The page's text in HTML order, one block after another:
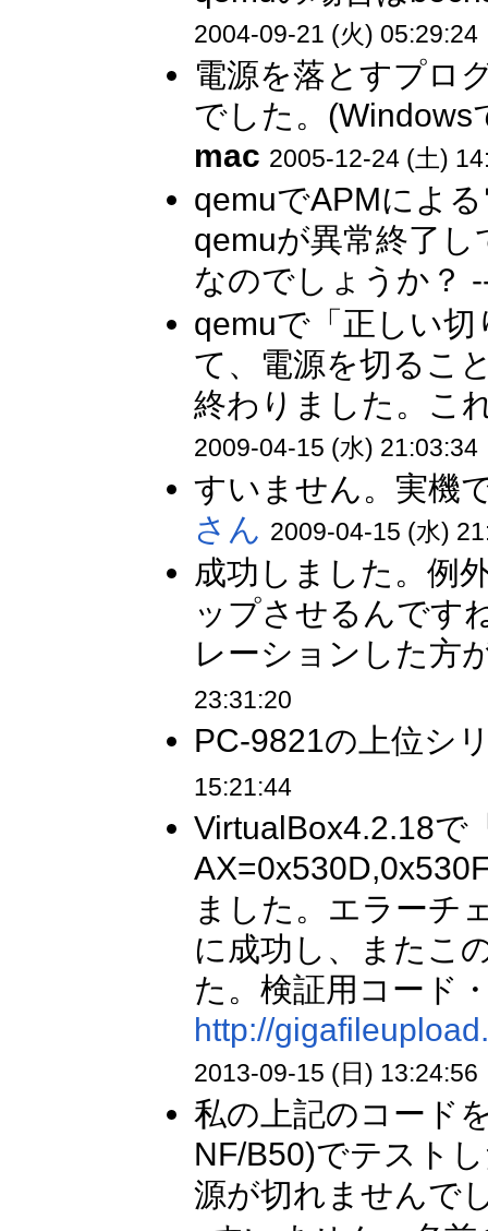
2004-09-21 (火) 05:29:24
電源を落とすプロ
でした。
mac 2005-12-24 (土)
qemuでAPMによ
qemuが異常終了
なのでしょうか？
qemuで「正しい
て、電源を切るこ
終わりました。こ
2009-04-15 (水) 21:03:34
すいません。実機
さん 2009-04-15 (水)
成功しました。例
ップさせるんです
レーションした方
23:31:20
PC-9821の上位シ
15:21:44
VirtualBox4.2.18で
ました。エラーチ
に成功し、またこ
た。検証用コード
http://
2013-09-15 (日) 13:24:56
私の上記のコード
NF/B50)でテスト
源が切れませんで